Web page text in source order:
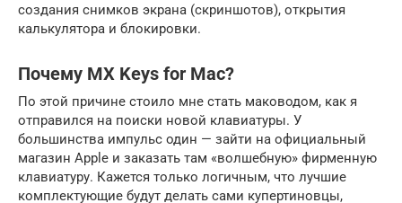
создания снимков экрана (скриншотов), открытия
калькулятора и блокировки.
Почему MX Keys for Mac?
По этой причине стоило мне стать маководом, как я
отправился на поиски новой клавиатуры. У
большинства импульс один — зайти на официальный
магазин Apple и заказать там «волшебную» фирменную
клавиатуру. Кажется только логичным, что лучшие
комплектующие будут делать сами купертиновцы,